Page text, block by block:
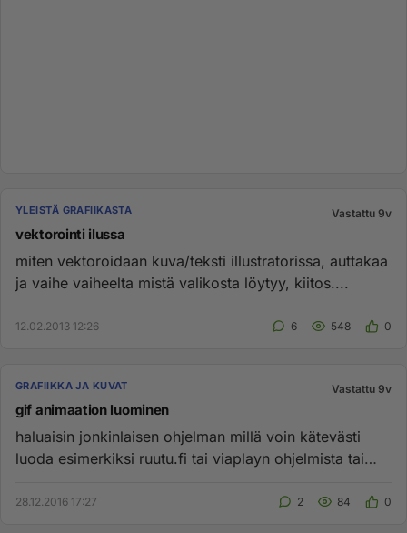
YLEISTÄ GRAFIIKASTA Vastattu 9v
vektorointi ilussa
miten vektoroidaan kuva/teksti illustratorissa, auttakaa
ja vaihe vaiheelta mistä valikosta löytyy, kiitos....
12.02.2013 12:26 6 548 0
GRAFIIKKA JA KUVAT Vastattu 9v
gif animaation luominen
haluaisin jonkinlaisen ohjelman millä voin kätevästi
luoda esimerkiksi ruutu.fi tai viaplayn ohjelmista tai
28.12.2016 17:27 2 84 0